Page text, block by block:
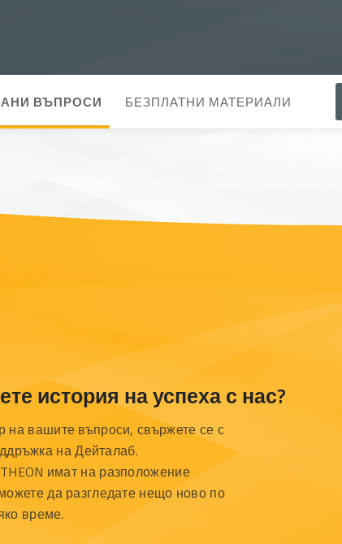
ВЪПРОСИ БЕЗПЛАТНИ МАТЕРИАЛИ
история на успеха с нас?
на вашите въпроси, свържете се с
на Дейталаб.
имат на разположение
да разгледате нещо ново по
време.